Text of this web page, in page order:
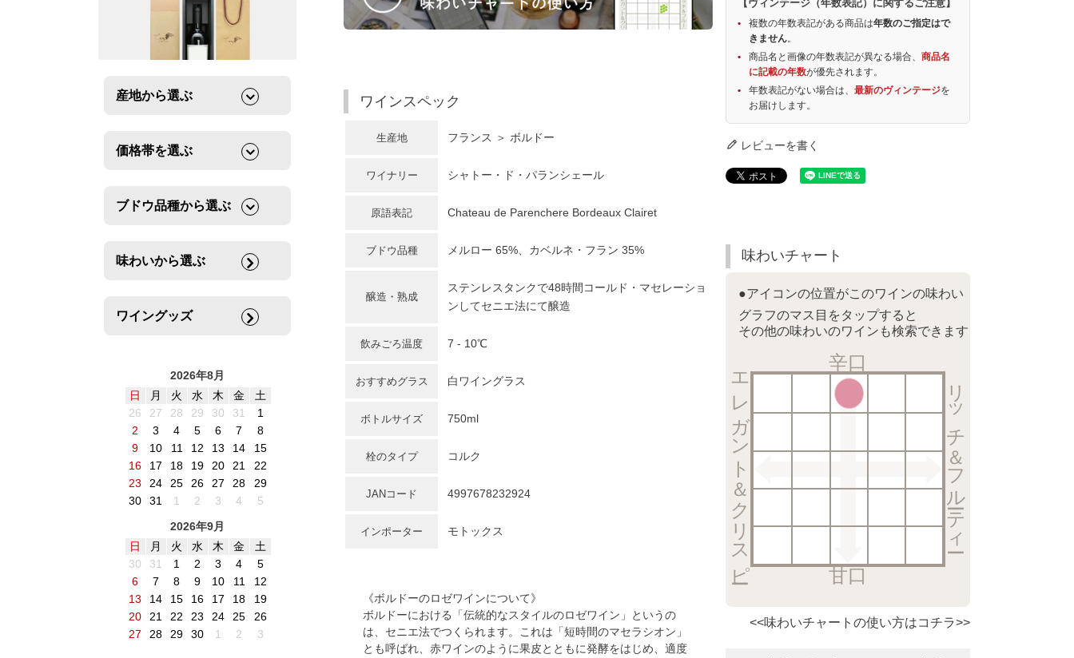
産地から選ぶ
価格帯を選ぶ
ブドウ品種から選ぶ
味わいから選ぶ
ワイングッズ
2026年8月
日
月 火 水 木 金
土
26
27 28 29 30 31
1
2
3 4 5 6 7
8
9
10 11 12 13 14
15
16
17 18 19 20 21
22
23
24 25 26 27 28
29
30
31 1 2 3 4
5
2026年9月
日
月 火 水 木 金
土
30
31 1 2 3 4
5
6
7 8 9 10 11
12
13
14 15 16 17 18
19
20
21 22 23 24 25
26
27
28 29 30 1 2 3
ワインスペック
生産地 フランス ＞ ボルドー
ワイナリー シャトー・ド・パランシェール
原語表記 Chateau de Parenchere Bordeaux Clairet
ブドウ品種 メルロー 65%、カベルネ・フラン 35%
醸造・熟成
ステンレスタンクで48時間コールド・マセレーショ
ンしてセニエ法にて醸造
飲みごろ温度 7 - 10℃
おすすめグラス 白ワイングラス
ボトルサイズ 750ml
栓のタイプ コルク
JANコード 4997678232924
インポーター モトックス
《ボルドーのロゼワインについて》
ボルドーにおける「伝統的なスタイルのロゼワイン」というの
は、セニエ法でつくられます。これは「短時間のマセラシオン」
とも呼ばれ、赤ワインのように果皮とともに発酵をはじめ、適度
【ヴィンテージ（年数表記）に関するご注意】
複数の年数表記がある商品は年数のご指定はで
きません。
商品名と画像の年数表記が異なる場合、商品名
に記載の年数が優先されます。
年数表記がない場合は、最新のヴィンテージを
お届けします。
レビューを書く
味わいチャート
●アイコンの位置がこのワインの味わい
グラフのマス目をタップすると
その他の味わいのワインも検索できます
辛口
リッチ＆フルーティー
甘口
エレガント＆クリスピー
<<味わいチャートの使い方はコチラ>>